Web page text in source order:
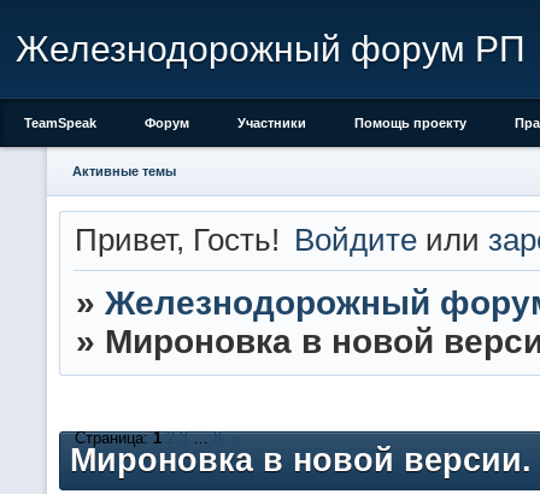
Железнодорожный форум РП
TeamSpeak Форум Участники Помощь проекту
Активные темы
Привет, Гость! Войдите или
» Железнодорожный
» Мироновка в новой
Мироновка в новой версии.
Страница:1 2 3 … 8 »